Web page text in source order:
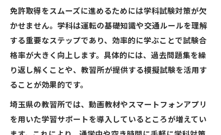
免許取得をスムーズに進めるためには学科試験対策が欠
かせません。学科は運転の基礎知識や交通ルールを理解
する重要なステップであり、効率的に学ぶことで試験合
格率が大きく向上します。具体的には、過去問題集を繰
り返し解くことや、教習所が提供する模擬試験を活用す
ることが効果的です。
埼玉県の教習所では、動画教材やスマートフォンアプリ
を用いた学習サポートを導入しているところが増えてい